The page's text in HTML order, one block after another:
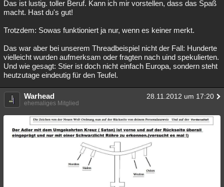
Das ist lustig. toller Beruf. Kann ich mir vorstellen, dass das Spaß
macht. Hast du's gut!
Trotzdem: Sowas funktioniert ja nur, wenn es keiner merkt.
Das war aber bei unserem Threadbeispiel nicht der Fall: Hunderte
vielleicht wurden aufmerksam oder fragten nach uind spekulierten.
Und wie gesagt: Stier ist doch nicht einfach Europa, sondern steht
heutzutage eindeutig für den Teufel.
Warhead 28.11.2012 um 17:20
ehemaliges Mitglied